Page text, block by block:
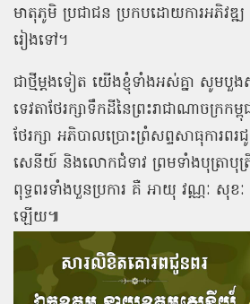
មាតុភូមិ ប្រជាជន ប្រកបដោយការអភិវឌ្ឍ
រៀងទៅ។
ជាថ្មីម្ដងទៀត យើងខ្ញុំទាំងអស់គ្នា សូមបួ
ទេវតាថែរក្សាទឹកដីនៃព្រះរាជាណាចក្រ
ថែរក្សា អភិបាលប្រោះព្រំសព្ទសាធុការព
សេនីយ៍ និងលោកជំទាវ ព្រមទាំងបុត្រាបុ
ពុទ្ធពរទាំងបួនប្រការ គឺ អាយុ វណ្ណៈ សុខ
ឡើយ៕